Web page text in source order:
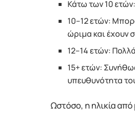
Κάτω των 10
10–12 ετών:
ώριμα και έχουν
12–14 ετών:
15+ ετών:
υπευθυνότητα
Ωστόσο, η ηλικία